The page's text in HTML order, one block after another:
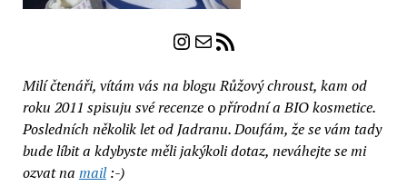
Instagram
E-mail
RSS zdroj
Milí čtenáři, vítám vás na blogu Růžový chroust, kam od
roku 2011 spisuju své recenze opřírodní a BIO kosmetice.
Posledních několik let od Jadranu. Doufám, že se vám tady
bude líbit a kdybyste měli jakýkoli dotaz, neváhejte se mi
ozvat na mail:-)